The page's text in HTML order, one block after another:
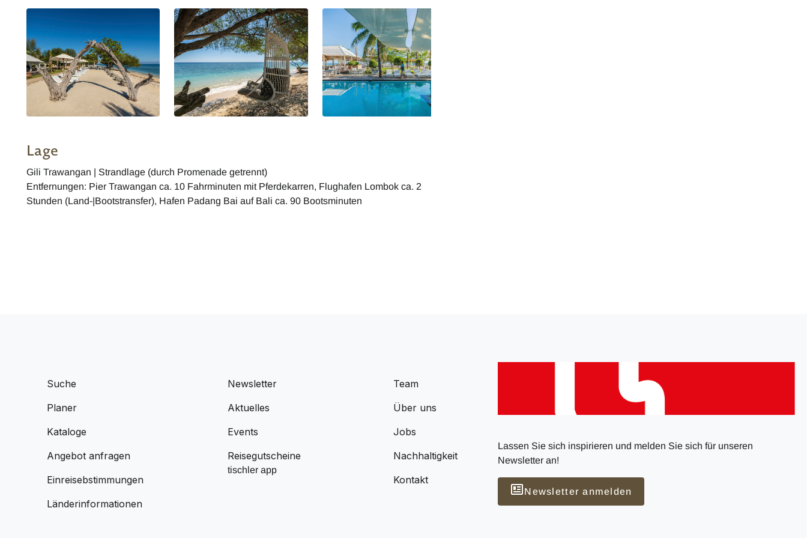
Lage
Gili Trawangan | Strandlage (durch Promenade getrennt)
Entfernungen: Pier Trawangan ca. 10 Fahrminuten mit Pferdekarren, Flughafen Lombok ca. 2
Stunden (Land-|Bootstransfer), Hafen Padang Bai auf Bali ca. 90 Bootsminuten
Suche
Planer
Kataloge
Angebot anfragen
Einreisebstimmungen
Länderinformationen
Newsletter
Aktuelles
Events
Reisegutscheine
tischler app
Team
Über uns
Jobs
Nachhaltigkeit
Kontakt
Lassen Sie sich inspirieren und melden Sie sich für unseren
Newsletter an!
Newsletter anmelden